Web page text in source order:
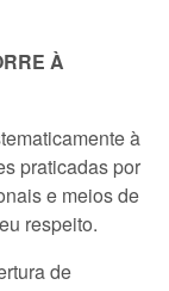
À
à
praticadas por
e meios de
respeito.
de